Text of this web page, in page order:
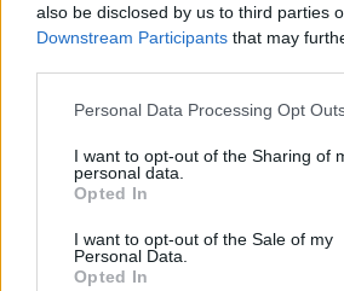
also be disclosed by us to third parties
Downstream Participants that may
Please note that this website/app uses
not limited to your visit or usage
grant or deny consent to Google and its
use your data for below specified
consent section.
Personal Data Processing Opt
I want to opt-out of the Sharing of
personal data.
Opted In
I want to opt-out of the Sale of my
Personal Data.
Opted In